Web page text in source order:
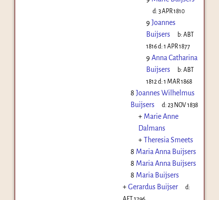
d:3 APR 1810
9 Joannes
Buijsers
b:ABT
1816d: 1 APR 1877
9 Anna Catharina
Buijsers
b:ABT
1812 d: 1 MAR 1868
8 Joannes Wilhelmus
Buijsers
d:23 NOV 1838
+ Marie Anne
Dalmans
+Theresia Smeets
8 Maria Anna Buijsers
8 Maria Anna Buijsers
8 Maria Buijsers
+Gerardus Buijser
d: